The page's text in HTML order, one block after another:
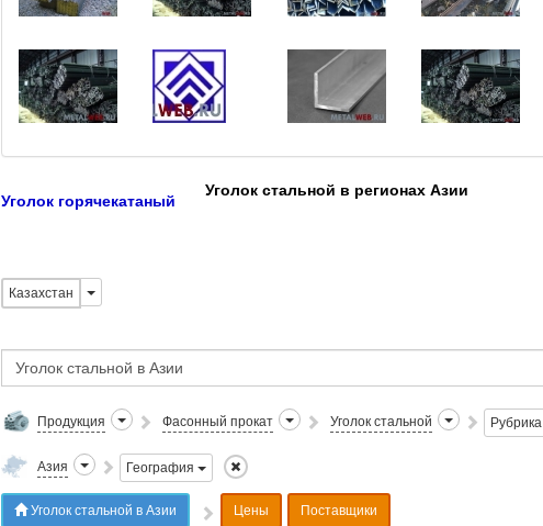
Уголок горячекатаный
Уголок стальной в регионах Азии
Казахстан
Продукция Фасонный прокат Уголок стальной Рубрика
Азия География
Уголок стальной в Азии Цены Поставщики